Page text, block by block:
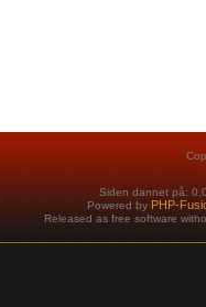
Siden dannet på:
Powered by PHP-
Released as free software